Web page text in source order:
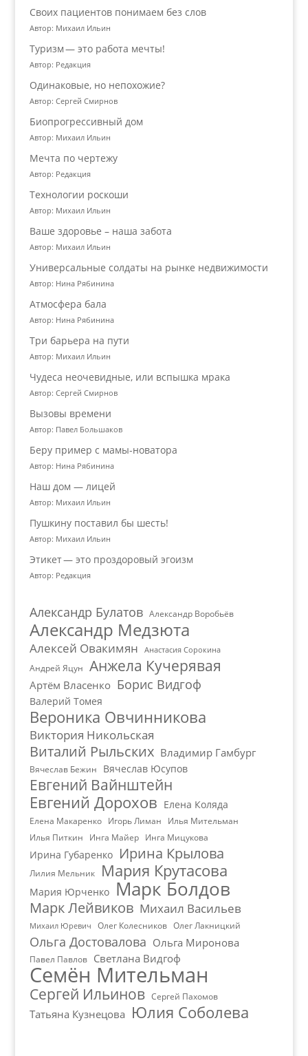
Своих пациентов понимаем без слов
Автор: Михаил Ильин
Туризм — это работа мечты!
Автор: Редакция
Одинаковые, но непохожие?
Автор: Сергей Смирнов
Биопрогрессивный дом
Автор: Михаил Ильин
Мечта по чертежу
Автор: Редакция
Технологии роскоши
Автор: Михаил Ильин
Ваше здоровье – наша забота
Автор: Михаил Ильин
Универсальные солдаты на рынке недвижимости
Автор: Нина Рябинина
Атмосфера бала
Автор: Нина Рябинина
Три барьера на пути
Автор: Михаил Ильин
Чудеса неочевидные, или вспышка мрака
Автор: Сергей Смирнов
Вызовы времени
Автор: Павел Большаков
Беру пример с мамы-новатора
Автор: Нина Рябинина
Наш дом — лицей
Автор: Михаил Ильин
Пушкину поставил бы шесть!
Автор: Михаил Ильин
Этикет — это проздоровый эгоизм
Автор: Редакция
Александр Булатов Александр Воробьёв
Александр Медзюта
Алексей Овакимян Анастасия Сорокина
Андрей Яцун Анжела Кучерявая
Артём Власенко Борис Видгоф
Валерий Томея
Вероника Овчинникова
Виктория Никольская
Виталий Рыльских Владимир Гамбург
Вячеслав Бежин Вячеслав Юсупов
Евгений Вайнштейн
Евгений Дорохов Елена Коляда
Елена Макаренко Игорь Лиман
Илья Мительман
Илья Питкин
Инга Майер Инга Мицукова
Ирина Губаренко Ирина Крылова
Лилия Мельник Мария Крутасова
Мария Юрченко Марк Болдов
Марк Лейвиков Михаил Васильев
Михаил Юревич Олег Колесников Олег Лакницкий
Ольга Достовалова Ольга Миронова
Павел Павлов Светлана Видгоф
Семён Мительман
Сергей Ильинов Сергей Пахомов
Татьяна Кузнецова Юлия Соболева